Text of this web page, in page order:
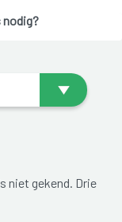
nodig?
niet gekend. Drie